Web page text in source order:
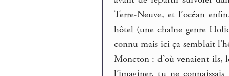
Terre-Neuve, et l’océan
hôtel (une chaîne genre
connu mais ici ça semblait
Moncton : d’où venaient-ils,